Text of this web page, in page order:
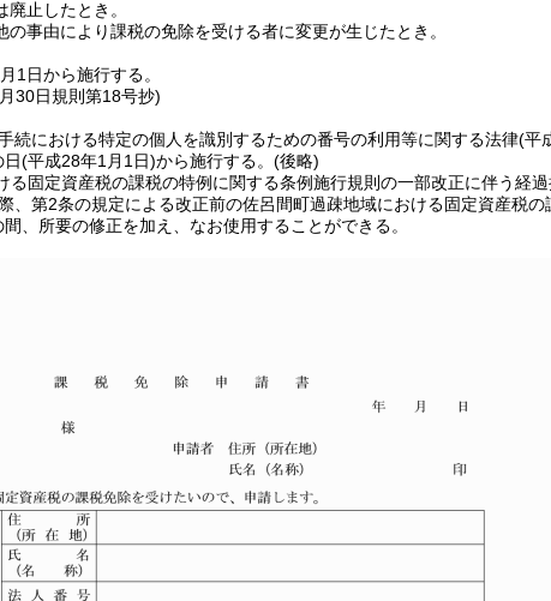
止したとき。
の事由により課税の免除を受ける者に変更が生じたとき。
1日から施行する。
30日規則第18号抄)
続における特定の個人を識別するための番号の利用等に関する法律(平
(平成28年1月1日)から施行する。 (後略)
る固定資産税の課税の特例に関する条例施行規則の一部改正に伴う経
、第2条の規定による改正前の佐呂間町過疎地域における固定資産税
、所要の修正を加え、なお使用することができる。